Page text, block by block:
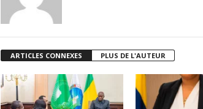
ARTICLES CONNEXES PLUS DE L'AUTEUR